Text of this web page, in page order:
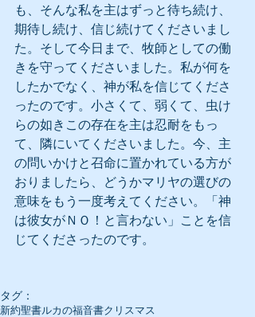
も、そんな私を主はずっと待ち続け、
期待し続け、信じ続けてくださいまし
た。そして今日まで、牧師としての働
きを守ってくださいました。私が何を
したかでなく、神が私を信じてくださ
ったのです。小さくて、弱くて、虫け
らの如きこの存在を主は忍耐をもっ
て、隣にいてくださいました。今、主
の問いかけと召命に置かれている方が
おりましたら、どうかマリヤの選びの
意味をもう一度考えてください。「神
は彼女がＮＯ！と言わない」ことを信
じてくださったのです。
タグ：
新約聖書ルカの福音書クリスマス